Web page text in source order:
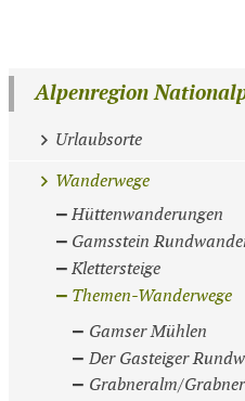
Alpenregion
Urlaubsorte
Wanderwege
Hüttenwanderungen
Gamsstein
Klettersteige
Themen-Wanderwege
Gamser Mühlen
Der Gasteiger
Grabneralm/